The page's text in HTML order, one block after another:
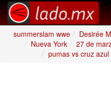
summerslam wwe
Desirée
Nueva York
27 de
pumas vs cruz azul